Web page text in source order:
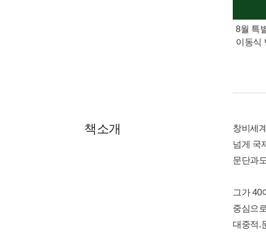
8월 특
이동식
책소개
창비세
넘게 국
문단과
그가 40
중심으
대중적.